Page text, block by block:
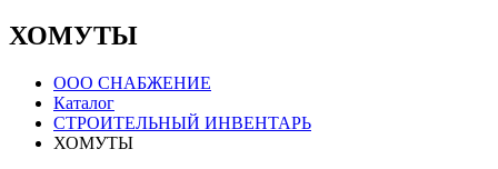
ХОМУТЫ
ООО СНАБЖЕНИЕ
Каталог
СТРОИТЕЛЬНЫЙ ИНВЕНТАРЬ
ХОМУТЫ